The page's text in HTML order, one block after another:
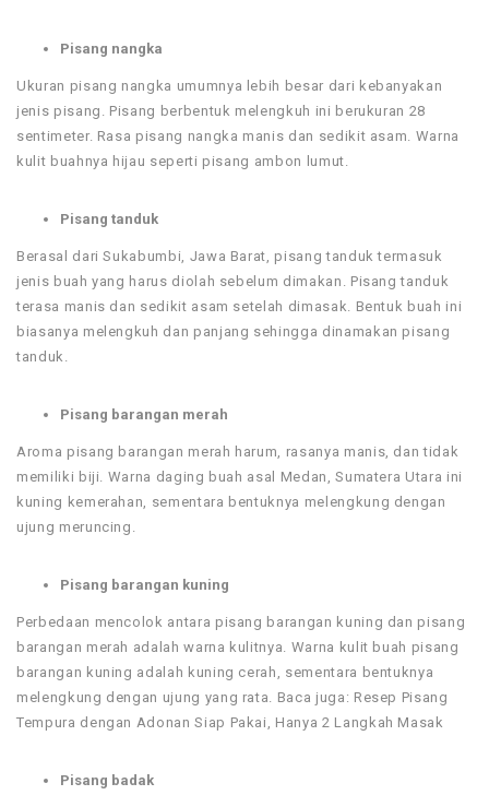
Pisang nangka
Ukuran pisang nangka umumnya lebih besar dari kebanyakan
jenis pisang. Pisang berbentuk melengkuh ini berukuran 28
sentimeter. Rasa pisang nangka manis dan sedikit asam. Warna
kulit buahnya hijau seperti pisang ambon lumut.
Pisang tanduk
Berasal dari Sukabumbi, Jawa Barat, pisang tanduk termasuk
jenis buah yang harus diolah sebelum dimakan. Pisang tanduk
terasa manis dan sedikit asam setelah dimasak. Bentuk buah ini
biasanya melengkuh dan panjang sehingga dinamakan pisang
tanduk.
Pisang barangan merah
Aroma pisang barangan merah harum, rasanya manis, dan tidak
memiliki biji. Warna daging buah asal Medan, Sumatera Utara ini
kuning kemerahan, sementara bentuknya melengkung dengan
ujung meruncing.
Pisang barangan kuning
Perbedaan mencolok antara pisang barangan kuning dan pisang
barangan merah adalah warna kulitnya. Warna kulit buah pisang
barangan kuning adalah kuning cerah, sementara bentuknya
melengkung dengan ujung yang rata. Baca juga: Resep Pisang
Tempura dengan Adonan Siap Pakai, Hanya 2 Langkah Masak
Pisang badak